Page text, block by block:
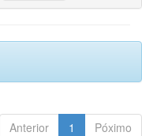
Anterior 1 Póximo